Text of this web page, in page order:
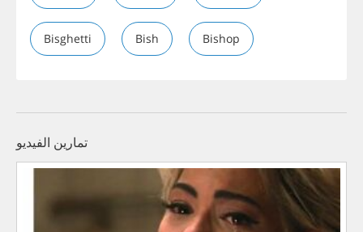
Bisghetti Bish Bishop
تمارين الفيديو